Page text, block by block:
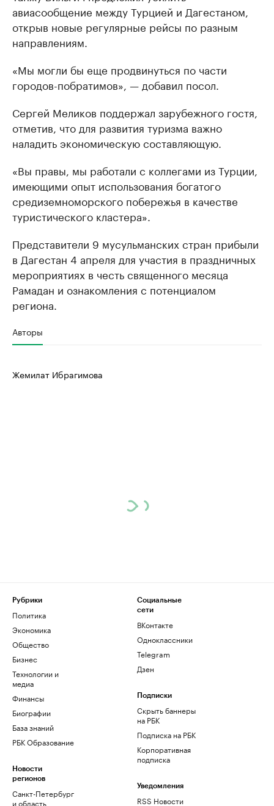
авиасообщение между Турцией и Дагестаном,
открыв новые регулярные рейсы по разным
направлениям.
«Мы могли бы еще продвинуться по части
городов-побратимов», — добавил посол.
Сергей Меликов поддержал зарубежного гостя,
отметив, что для развития туризма важно
наладить экономическую составляющую.
«Вы правы, мы работали с коллегами из Турции,
имеющими опыт использования богатого
средиземноморского побережья в качестве
туристического кластера».
Представители 9 мусульманских стран прибыли
в Дагестан 4 апреля для участия в праздничных
мероприятиях в честь священного месяца
Рамадан и ознакомления с потенциалом
региона.
Авторы
Жемилат Ибрагимова
Рубрики
Политика
Экономика
Общество
Бизнес
Технологии и
медиа
Финансы
Биографии
База знаний
РБК Образование
Новости
регионов
Санкт-Петербург
и область
Социальные
сети
ВКонтакте
Одноклассники
Telegram
Дзен
Подписки
Скрыть баннеры
на РБК
Подписка на РБК
Корпоративная
подписка
Уведомления
RSS Новости